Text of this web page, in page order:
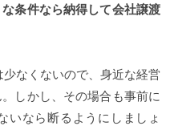
な条件なら納得して会社譲渡
なくないので、身近な経営
しかし、その場合も事前に
いなら断るようにしましょ